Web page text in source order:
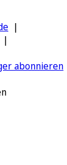
abonnieren